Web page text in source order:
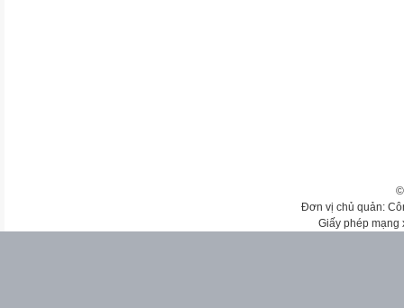
Đơn vị chủ quản:
Giấy phép mạng